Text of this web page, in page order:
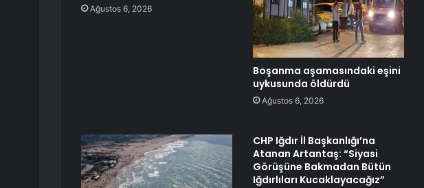
Ağustos 6, 2026
Boşanma aşamasındaki eşini
uykusunda öldürdü
Ağustos 6, 2026
CHP Iğdır İl Başkanlığı’na
Atanan Artantaş: “Siyasi
Görüşüne Bakmadan Bütün
Iğdırlıları Kucaklayacağız”